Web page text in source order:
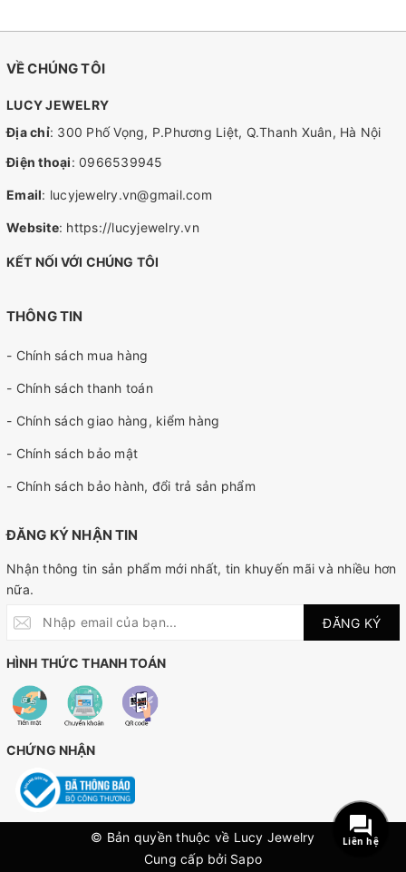
VỀ CHÚNG TÔI
LUCY JEWELRY
Địa chỉ: 300 Phố Vọng, P.Phương Liệt, Q.Thanh Xuân, Hà Nội
Điện thoại: 0966539945
Email: lucyjewelry.vn@gmail.com
Website: https://lucyjewelry.vn
KẾT NỐI VỚI CHÚNG TÔI
THÔNG TIN
- Chính sách mua hàng
- Chính sách thanh toán
- Chính sách giao hàng, kiểm hàng
- Chính sách bảo mật
- Chính sách bảo hành, đổi trả sản phẩm
ĐĂNG KÝ NHẬN TIN
Nhận thông tin sản phẩm mới nhất, tin khuyến mãi và nhiều hơn
nữa.
ĐĂNG KÝ
HÌNH THỨC THANH TOÁN
CHỨNG NHẬN
© Bản quyền thuộc về Lucy Jewelry
Cung cấp bởi Sapo
Liên hệ